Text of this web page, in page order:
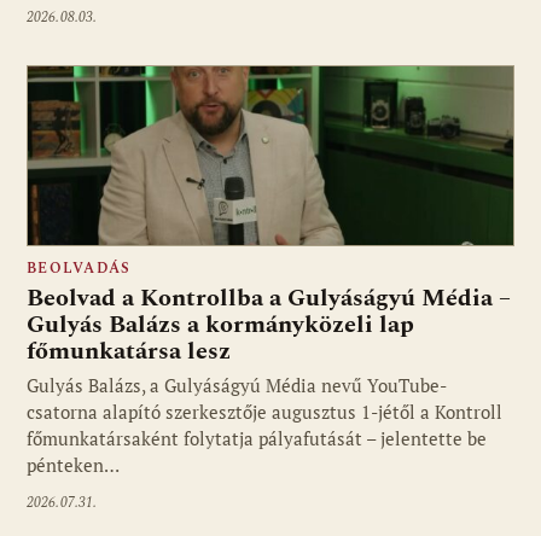
2026.08.03.
BEOLVADÁS
Beolvad a Kontrollba a Gulyáságyú Média –
Gulyás Balázs a kormányközeli lap
főmunkatársa lesz
Gulyás Balázs, a Gulyáságyú Média nevű YouTube-
csatorna alapító szerkesztője augusztus 1-jétől a Kontroll
főmunkatársaként folytatja pályafutását – jelentette be
pénteken…
2026.07.31.